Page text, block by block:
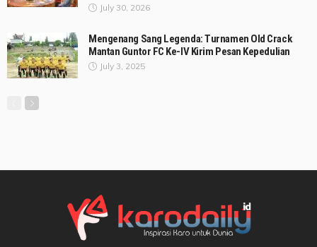
July 30, 2026
Mengenang Sang Legenda: Turnamen Old Crack
Mantan Guntor FC Ke-IV Kirim Pesan Kepedulian
July 3, 2025